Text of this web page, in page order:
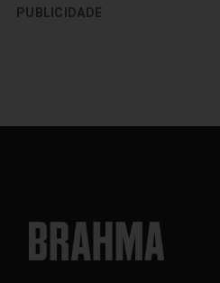
PUBLICIDADE